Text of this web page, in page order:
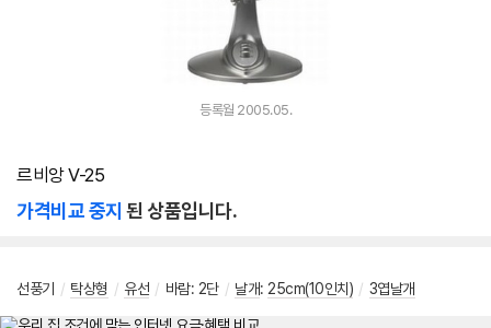
등록월 2005.05.
르비앙 V-25
가격비교 중지 된 상품입니다.
선풍기 / 탁상형 / 유선 / 바람: 2단 / 날개: 25cm(10인치) / 3엽날개